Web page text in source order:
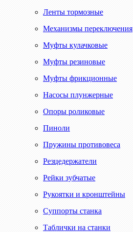
Ленты тормозные
Механизмы переключения
Муфты кулачковые
Муфты резиновые
Муфты фрикционные
Насосы плунжерные
Опоры роликовые
Пиноли
Пружины противовеса
Резцедержатели
Рейки зубчатые
Рукоятки и кронштейны
Суппорты станка
Таблички на станки